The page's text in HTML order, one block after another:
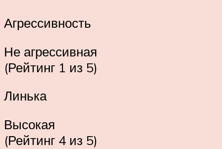
Агрессивность
Не агрессивная
(Рейтинг 1 из 5)
Линька
Высокая
(Рейтинг 4 из 5)